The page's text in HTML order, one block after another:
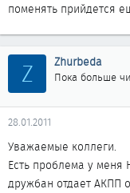
поменять прийдется
Z Zhurbeda
Пока больше
28.01.2011
Уважаемые коллеги.
Есть проблема у
дружбан отдает АКПП